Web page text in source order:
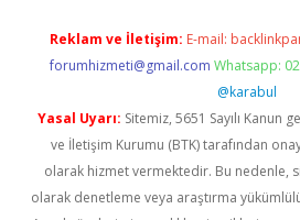
Reklam ve İletişim: E-mail:
forumhizmeti@gmail.com Whatsapp:
@karabul
Yasal Uyarı: Sitemiz, 5651 Sayılı Kanun
ve İletişim Kurumu (BTK) tarafından
olarak hizmet vermektedir. Bu nedenle,
olarak denetleme veya araştırma